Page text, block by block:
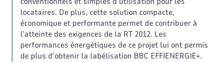
locataires. De plus, cette solution compacte,
économique et performante permet de contribuer à
l’atteinte des exigences de la RT 2012. Les
performances énergétiques de ce projet lui ont permis
de plus d’obtenir la labélisation BBC EFFIENERGIE+.